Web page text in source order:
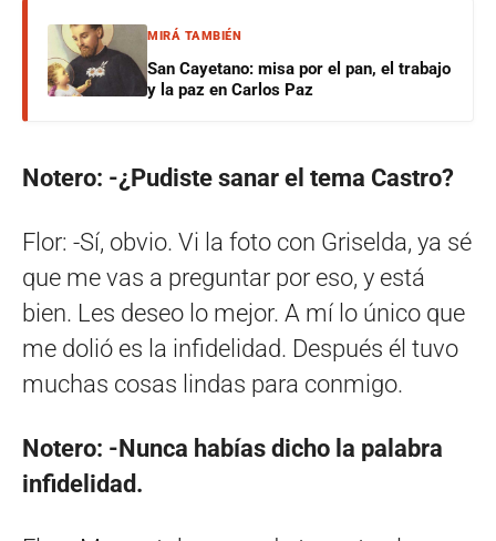
MIRÁ TAMBIÉN
San Cayetano: misa por el pan, el trabajo
y la paz en Carlos Paz
Notero: -¿Pudiste sanar el tema Castro?
Flor: -Sí, obvio. Vi la foto con Griselda, ya sé
que me vas a preguntar por eso, y está
bien. Les deseo lo mejor. A mí lo único que
me dolió es la infidelidad. Después él tuvo
muchas cosas lindas para conmigo.
Notero: -Nunca habías dicho la palabra
infidelidad.